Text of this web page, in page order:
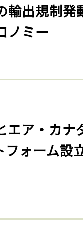
輸出規制発
ノミー
エア・カナ
フォーム設